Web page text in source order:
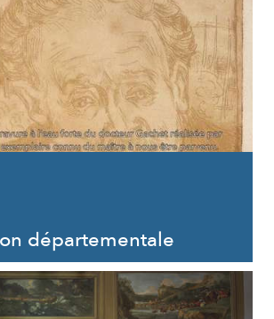
départementale